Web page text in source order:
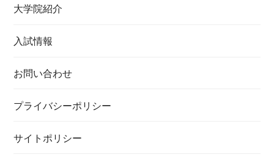
大学院紹介
入試情報
お問い合わせ
プライバシーポリシー
サイトポリシー